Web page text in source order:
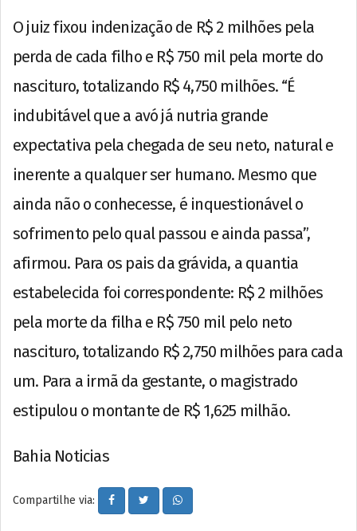
O juiz fixou indenização de R$ 2 milhões pela
perda de cada filho e R$ 750 mil pela morte do
nascituro, totalizando R$ 4,750 milhões. “É
indubitável que a avó já nutria grande
expectativa pela chegada de seu neto, natural e
inerente a qualquer ser humano. Mesmo que
ainda não o conhecesse, é inquestionável o
sofrimento pelo qual passou e ainda passa”,
afirmou. Para os pais da grávida, a quantia
estabelecida foi correspondente: R$ 2 milhões
pela morte da filha e R$ 750 mil pelo neto
nascituro, totalizando R$ 2,750 milhões para cada
um. Para a irmã da gestante, o magistrado
estipulou o montante de R$ 1,625 milhão.
Bahia Noticias
Compartilhe via: